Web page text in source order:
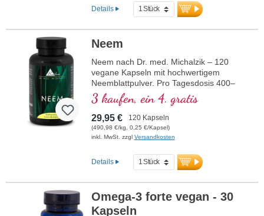
Details
Neem
Neem nach Dr. med. Michalzik – 120
vegane Kapseln mit hochwertigem
Neemblattpulver. Pro Tagesdosis 400–
1.200 mg reines Neem aus natürlichem
Ursprung – traditionell auf dem indischen
Subkontinent als „Dorfapotheke“ verehrt.
Im Ayurveda gilt Neem (Azadirachta
indica) als Geschenk des Himmels: Die
Nimbin und Azadirachtin, wirken
adstringierend, scharf und bitter und
Substanzen wie Quercetin oder Vitamin E
ist Neem bekannt für seine
3 kaufen, ein 4. gratis
29,95 € 120 Kapseln
(490,98 €/kg, 0,25 €/Kapsel)
inkl. MwSt. zzgl Versandkosten
Details
Omega-3 forte vegan - 30
Kapseln